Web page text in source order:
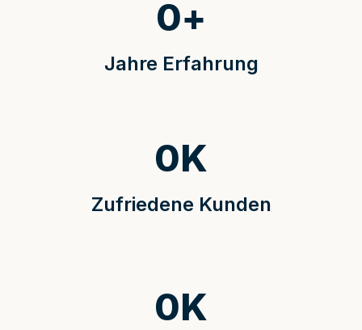
Jahre Erfahrung
0+
Zufriedene Kunden
0K
0K